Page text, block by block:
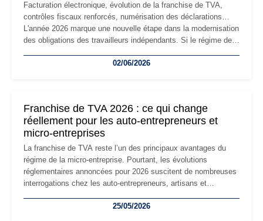
Facturation électronique, évolution de la franchise de TVA,
contrôles fiscaux renforcés, numérisation des déclarations…
L'année 2026 marque une nouvelle étape dans la modernisation
des obligations des travailleurs indépendants. Si le régime de
les auto-entrepreneurs devront s'adapter à un environnement
02/06/2026
Franchise de TVA 2026 : ce qui change
réellement pour les auto-entrepreneurs et
micro-entreprises
La franchise de TVA reste l’un des principaux avantages du
régime de la micro-entreprise. Pourtant, les évolutions
réglementaires annoncées pour 2026 suscitent de nombreuses
interrogations chez les auto-entrepreneurs, artisans et
facturation ou risque de bascule vers la TVA : les règles
25/05/2026